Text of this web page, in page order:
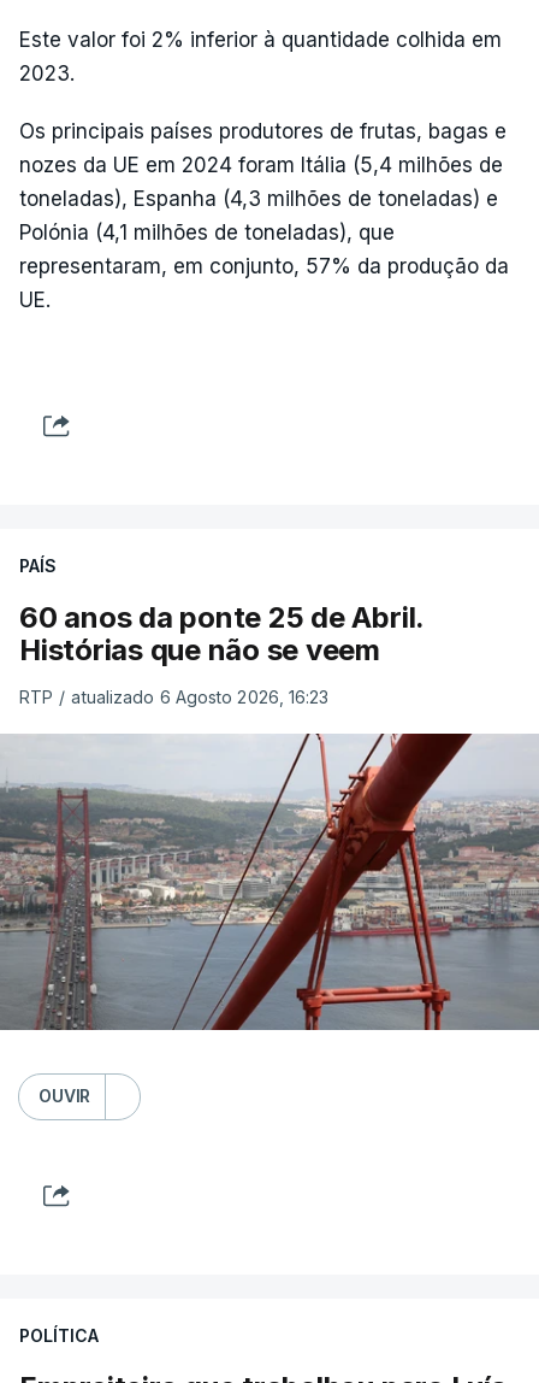
Este valor foi 2% inferior à quantidade colhida em
2023.
Os principais países produtores de frutas, bagas e
nozes da UE em 2024 foram Itália (5,4 milhões de
toneladas), Espanha (4,3 milhões de toneladas) e
Polónia (4,1 milhões de toneladas), que
representaram, em conjunto, 57% da produção da
UE.
PAÍS
60 anos da ponte 25 de Abril.
Histórias que não se veem
RTP / atualizado 6 Agosto 2026, 16:23
OUVIR
POLÍTICA